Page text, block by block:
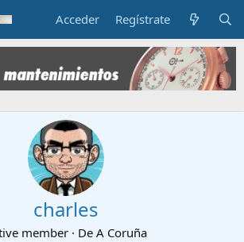
Acceder Regístrate
charles
member · De A Coruña